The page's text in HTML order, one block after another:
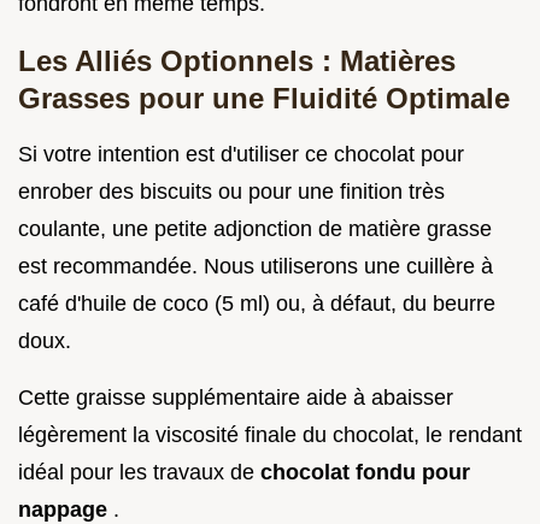
Les Alliés Optionnels : Matières
Grasses pour une Fluidité Optimale
Si votre intention est d'utiliser ce chocolat pour
enrober des biscuits ou pour une finition très
coulante, une petite adjonction de matière grasse
est recommandée. Nous utiliserons une cuillère à
café d'huile de coco (5 ml) ou, à défaut, du beurre
doux.
Cette graisse supplémentaire aide à abaisser
légèrement la viscosité finale du chocolat, le rendant
idéal pour les travaux de chocolat fondu pour
nappage .